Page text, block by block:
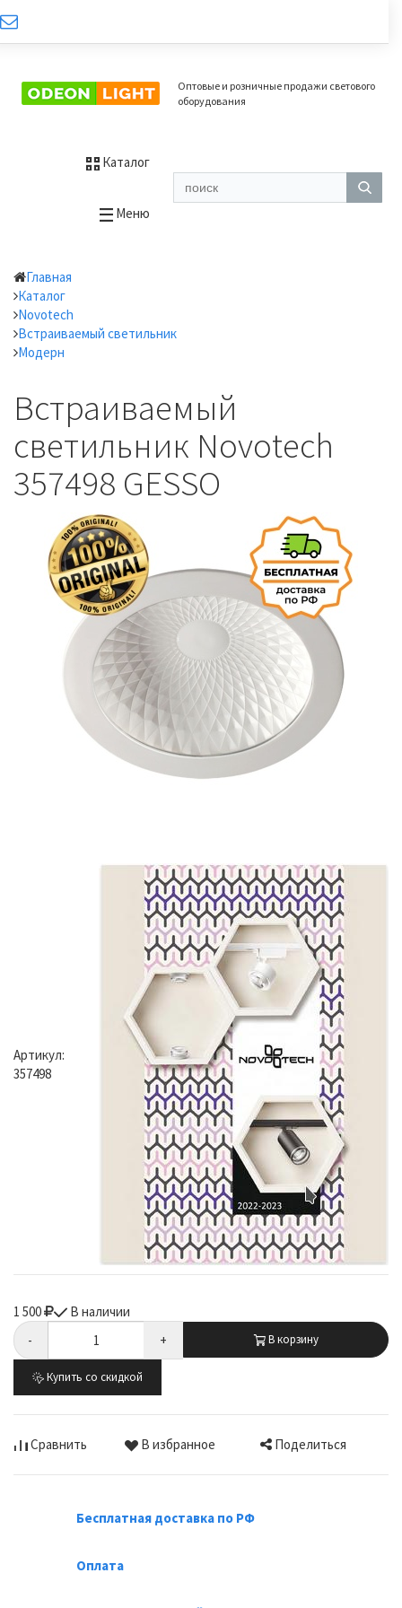
Оптовые и розничные продажи светового
оборудования
Каталог
Меню
Главная
Каталог
Novotech
Встраиваемый светильник
Модерн
Встраиваемый
светильник Novotech
357498 GESSO
Артикул:
357498
1 500
В наличии
-
+ В корзину
Купить со скидкой
Сравнить В избранное Поделиться
Бесплатная доставка по РФ
Оплата